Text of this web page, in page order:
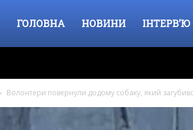
Місто
–
ГОЛОВНА НОВИНИ ІНТЕРВ’Ю
Волонтери повернули додому собаку, який